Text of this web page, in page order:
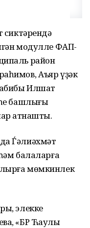
сиктәрендә
модулле ФАП-
район
Аҡъяр үҙәк
Илшат
башлығы
ҡатнашты.
Ѓәлиәхмәт
балаларға
мөмкинлек
элекке
«БР Ћаулыҡ